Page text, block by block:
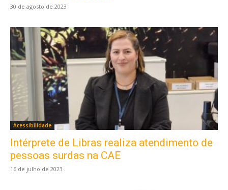
30 de agosto de 2023
Acessibilidade
Intérprete de Libras realiza atendimento de
pessoas surdas na CAE
16 de julho de 2023